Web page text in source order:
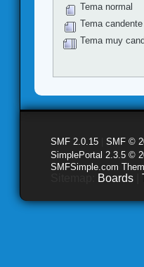
Tema normal
Tema
Tema muy
SMF 2.0.15 SMF ©
SimplePortal 2.3.5 ©
SMFSimple.com
Boards